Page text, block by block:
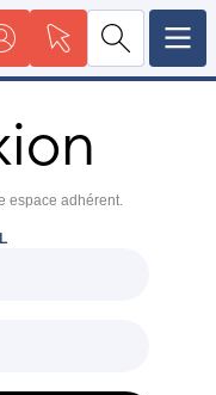
espace adhérent.